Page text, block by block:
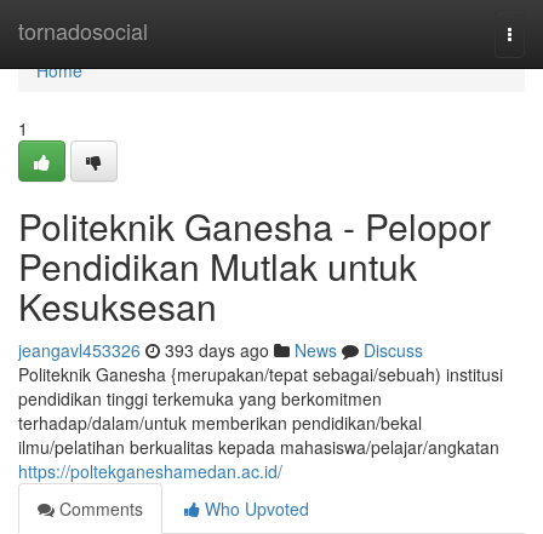
tornadosocial
Home
Home
1
Politeknik Ganesha - Pelopor
Pendidikan Mutlak untuk
Kesuksesan
jeangavl453326 393 days ago News
Discuss
Politeknik Ganesha {merupakan/tepat sebagai/sebuah) institusi
pendidikan tinggi terkemuka yang berkomitmen
terhadap/dalam/untuk memberikan pendidikan/bekal
ilmu/pelatihan berkualitas kepada mahasiswa/pelajar/angkatan
https://poltekganeshamedan.ac.id/
Comments
Who Upvoted